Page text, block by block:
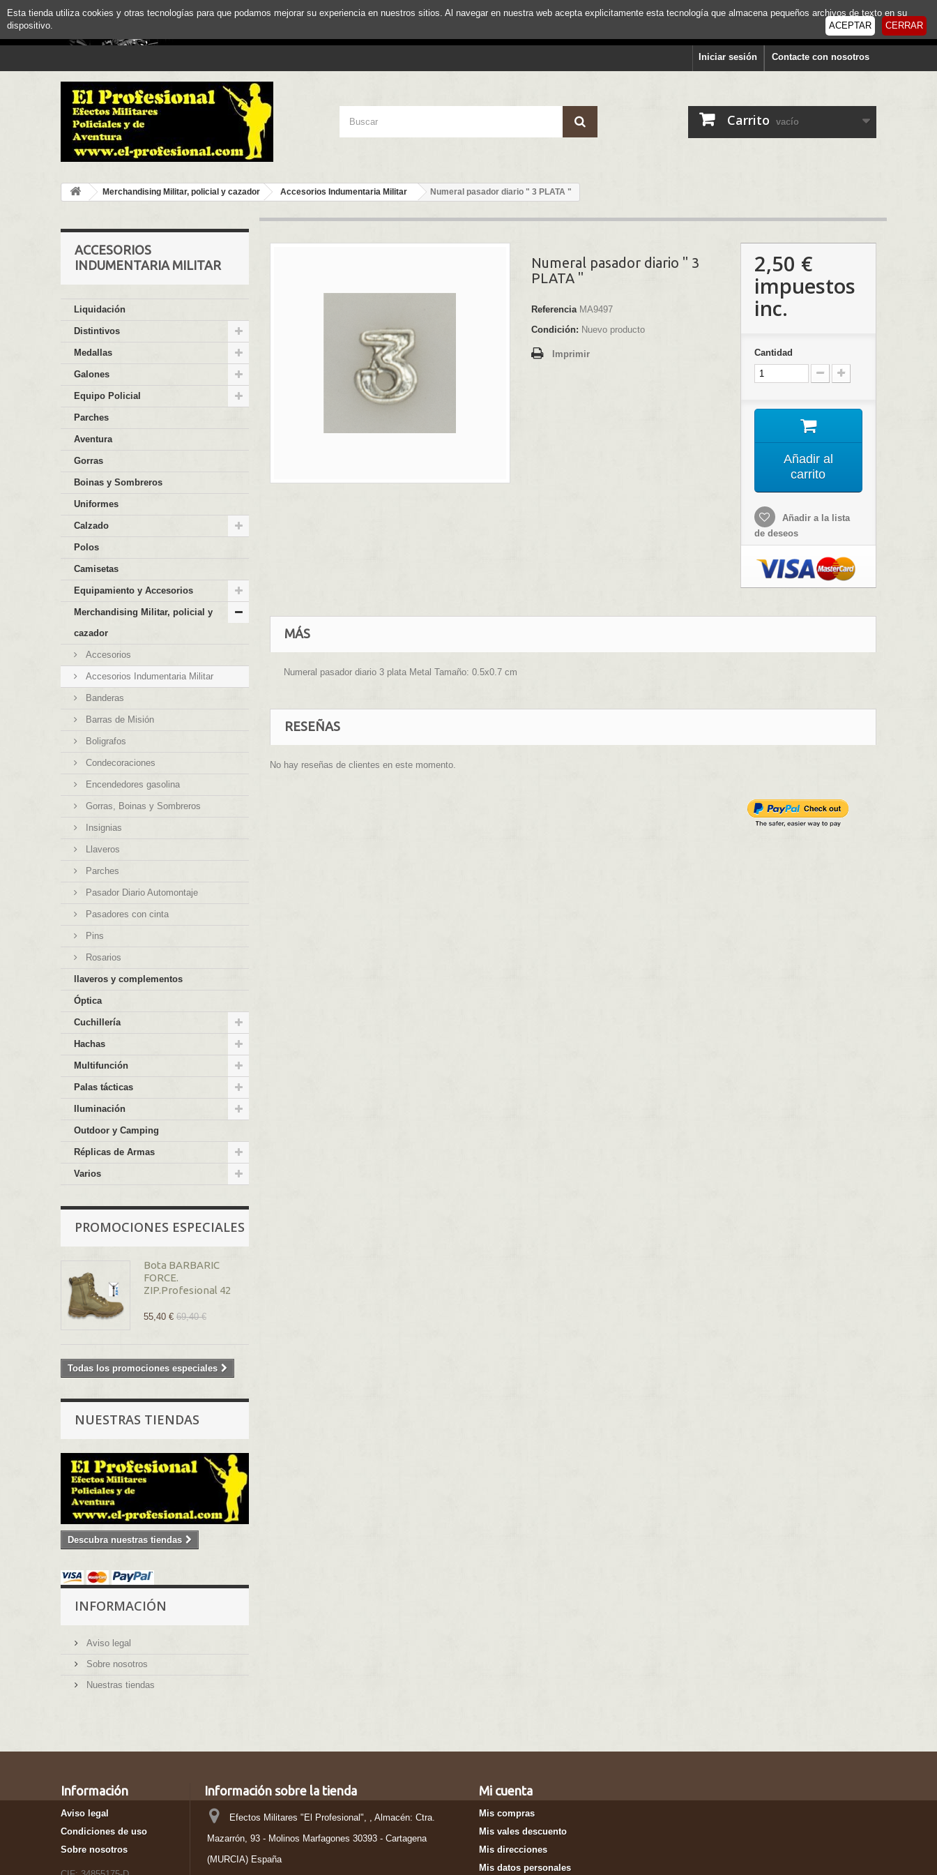
Contacte con nosotros
Iniciar sesión
Carrito vacío
Esta tienda utiliza cookies y otras tecnologías para que podamos mejorar su experiencia en nuestros sitios. Al navegar en nuestra web acepta explicitamente esta tecnología que almacena pequeños archivos de texto en su
dispositivo.
CERRAR
ACEPTAR
Merchandising Militar, policial y cazador Accesorios Indumentaria Militar Numeral pasador diario " 3 PLATA "
ACCESORIOS
INDUMENTARIA MILITAR
Liquidación
Distintivos
Medallas
Galones
Equipo Policial
Parches
Aventura
Gorras
Boinas y Sombreros
Uniformes
Calzado
Polos
Camisetas
Equipamiento y Accesorios
Merchandising Militar, policial y
cazador
Accesorios
Accesorios Indumentaria Militar
Banderas
Barras de Misión
Boligrafos
Condecoraciones
Encendedores gasolina
Gorras, Boinas y Sombreros
Insignias
Llaveros
Parches
Pasador Diario Automontaje
Pasadores con cinta
Pins
Rosarios
llaveros y complementos
Óptica
Cuchillería
Hachas
Multifunción
Palas tácticas
Iluminación
Outdoor y Camping
Réplicas de Armas
Varios
PROMOCIONES ESPECIALES
Bota BARBARIC
FORCE.
ZIP.Profesional 42
55,40 € 69,40 €
Todas los promociones especiales
NUESTRAS TIENDAS
Descubra nuestras tiendas
INFORMACIÓN
Aviso legal
Sobre nosotros
Nuestras tiendas
Numeral pasador diario " 3
PLATA "
Referencia MA9497
Condición: Nuevo producto
Imprimir
2,50 €
impuestos
inc.
Cantidad
Añadir al
carrito
Añadir a la lista
de deseos
MÁS
Numeral pasador diario 3 plata Metal Tamaño: 0.5x0.7 cm
RESEÑAS
No hay reseñas de clientes en este momento.
Información
Aviso legal
Condiciones de uso
Sobre nosotros
Información sobre la tienda
Efectos Militares "El Profesional", , Almacén: Ctra.
Mazarrón, 93 - Molinos Marfagones 30393 - Cartagena
(MURCIA) España
Mi cuenta
Mis compras
Mis vales descuento
Mis direcciones
Mis datos personales